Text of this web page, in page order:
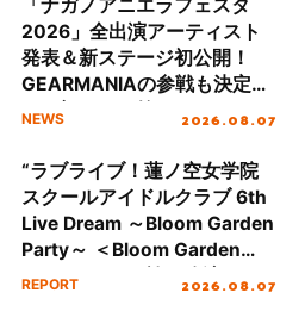
「ナガノアニエラフェスタ
2026」全出演アーティスト
発表＆新ステージ初公開！
GEARMANIAの参戦も決定
し、初となる第3ステージの
NEWS 2026.08.07
“ラブライブ！蓮ノ空女学院
スクールアイドルクラブ 6th
Live Dream ～Bloom Garden
Party～ ＜Bloom Garden
Party Stage／埼玉公演＞”
REPORT 2026.08.07